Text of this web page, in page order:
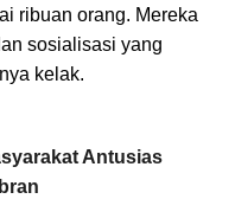
ribuan orang. Mereka
sosialisasi yang
kelak.
Antusias